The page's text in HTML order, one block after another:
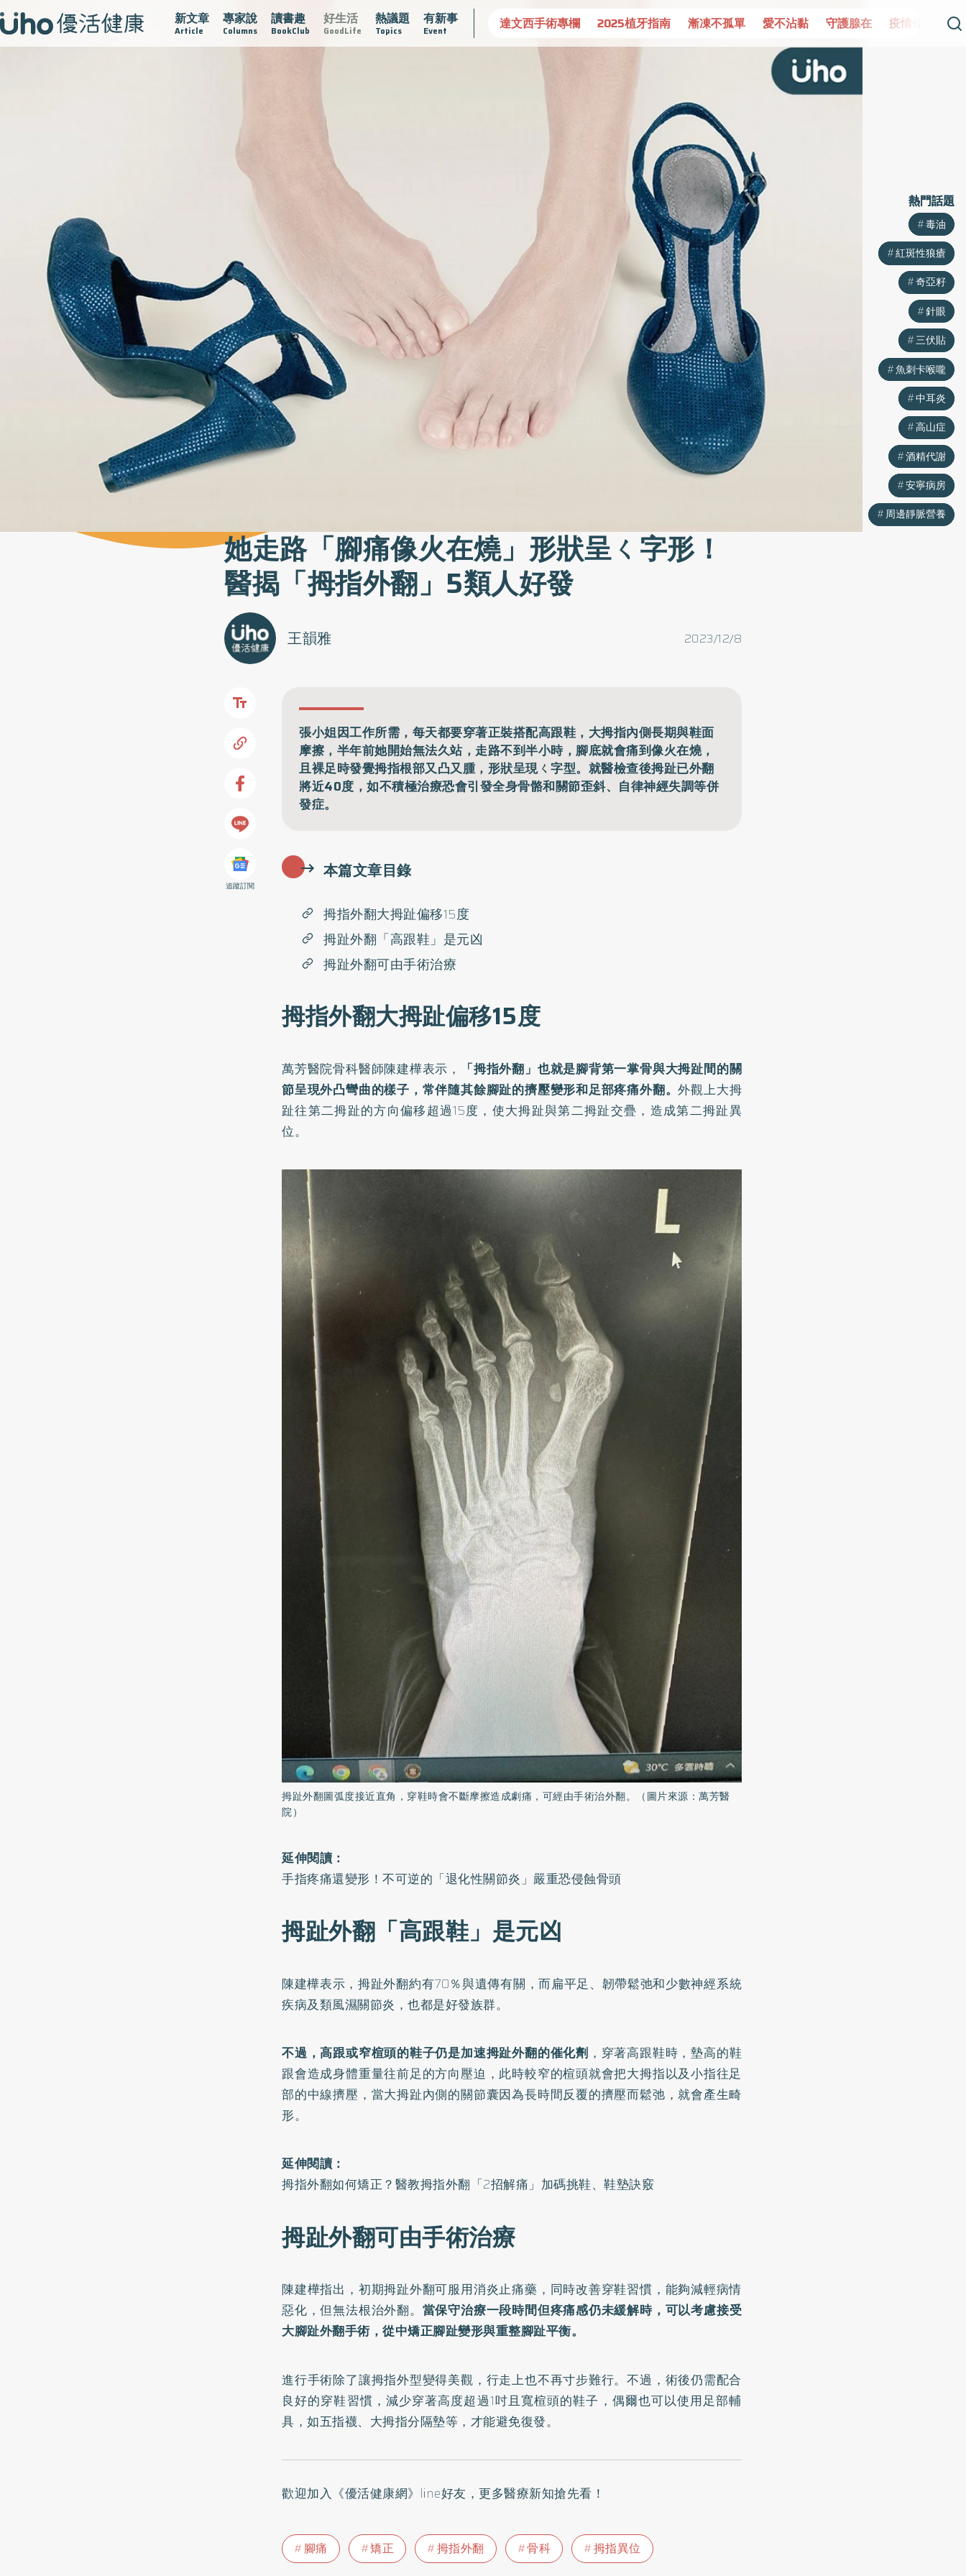
新文章
Article
專家說
Columns
讀書趣
BookClub
好生活
GoodLife
熱議題
Topics
有新事
Event
疫情保衛戰 再生醫學 愛的未來視 認識攝護腺肥大 守護骨骼健康 達文西手術專欄 2025植牙指南 漸凍不孤單 愛不沾黏 守護腺在 疫情保衛戰 再生醫學 愛
她走路「腳痛像火在燒」形狀呈ㄑ字形！
醫揭「拇指外翻」5類人好發
2023/12/8
王韻雅
追蹤訂閱
張小姐因工作所需，每天都要穿著正裝搭配高跟鞋，大拇指內側長期與鞋面
摩擦，半年前她開始無法久站，走路不到半小時，腳底就會痛到像火在燒，
且裸足時發覺拇指根部又凸又腫，形狀呈現ㄑ字型。就醫檢查後拇趾已外翻
將近40度，如不積極治療恐會引發全身骨骼和關節歪斜、自律神經失調等併
發症。
本篇文章目錄
拇指外翻大拇趾偏移15度
拇趾外翻「高跟鞋」是元凶
拇趾外翻可由手術治療
拇指外翻大拇趾偏移15度
萬芳醫院骨科醫師陳建樺表示，
「拇指外翻」也就是腳背第一掌骨與大拇趾間的關
節呈現外凸彎曲的樣子，常伴隨其餘腳趾的擠壓變形和足部疼痛外翻。外觀上大拇
趾往第二拇趾的方向偏移超過15度，使大拇趾與第二拇趾交疊，造成第二拇趾異
位。
拇趾外翻圖弧度接近直角，穿鞋時會不斷摩擦造成劇痛，可經由手術治外翻。（圖片來源：萬芳醫
院）
延伸閱讀：
手指疼痛還變形！不可逆的「退化性關節炎」嚴重恐侵蝕骨頭
拇趾外翻「高跟鞋」是元凶
陳建樺表示，拇趾外翻約有70％與遺傳有關，而扁平足、韌帶鬆弛和少數神經系統
疾病及類風濕關節炎，也都是好發族群。
不過，高跟或窄楦頭的鞋子仍是加速拇趾外翻的催化劑 ，穿著高跟鞋時，墊高的鞋
跟會造成身體重量往前足的方向壓迫，此時較窄的楦頭就會把大拇指以及小指往足
部的中線擠壓，當大拇趾內側的關節囊因為長時間反覆的擠壓而鬆弛，就會產生畸
形。
延伸閱讀：
拇指外翻如何矯正？醫教拇指外翻「2招解痛」加碼挑鞋、鞋墊訣竅
拇趾外翻可由手術治療
陳建樺指出，初期拇趾外翻可服用消炎止痛藥，同時改善穿鞋習慣，能夠減輕病情
惡化，但無法根治外翻。 當保守治療一段時間但疼痛感仍未緩解時，可以考慮接受
大腳趾外翻手術，從中矯正腳趾變形與重整腳趾平衡。
進行手術除了讓拇指外型變得美觀，行走上也不再寸步難行。不過，術後仍需配合
良好的穿鞋習慣，減少穿著高度超過1吋且寬楦頭的鞋子，偶爾也可以使用足部輔
具，如五指襪、大拇指分隔墊等，才能避免復發。
歡迎加入 《優活健康網》line好友 ，更多醫療新知搶先看！
腳痛 矯正 拇指外翻 骨科 拇指異位
熱門話題
毒油
紅斑性狼瘡
奇亞籽
針眼
三伏貼
魚刺卡喉嚨
中耳炎
高山症
酒精代謝
安寧病房
周邊靜脈營養
熱門話題
毒油
紅斑性狼瘡
奇亞籽
針眼
三伏貼
魚刺卡喉嚨
中耳炎
高山症
酒精代謝
安寧病房
周邊靜脈營養